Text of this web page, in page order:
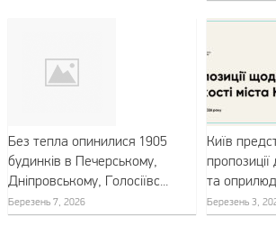
Без тепла опинилися 1905
будинків в Печерському,
Дніпровському, Голосіївс...
Березень 7, 2026
Київ
пропозиції
та
Березень 3,